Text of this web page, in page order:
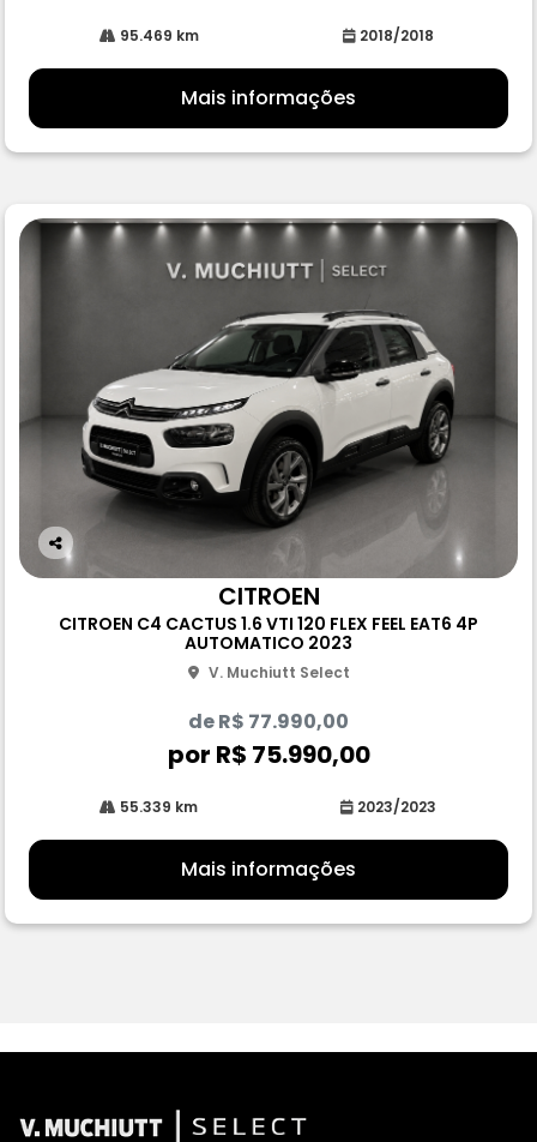
95.469 km 2018/2018
Mais informações
Co
rtil
CITROEN
CITROEN C4 CACTUS 1.6 VTI 120 FLEX FEEL EAT6 4P
AUTOMATICO 2023
V. Muchiutt Select
de R$ 77.990,00
por R$ 75.990,00
55.339 km 2023/2023
Mais informações